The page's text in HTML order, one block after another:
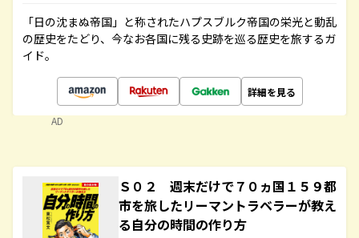
「日の沈まぬ帝国」と称されたハプスブルク帝国の栄光と動乱
の歴史をたどり、今なお各国に残る史跡を巡る歴史を旅するガ
イド。
詳細を見る
AD
Ｓ０２ 週末だけで７０ヵ国１５９都
市を旅したリーマントラベラーが教え
る自分の時間の作り方